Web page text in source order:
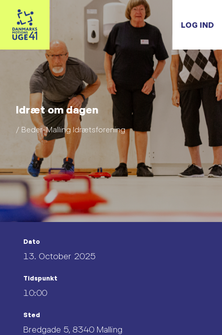
LOG IND
Idræt om dagen
/ Beder-Malling Idrætsforening
Dato
13. October 2025
Tidspunkt
10:00
Sted
Bredgade 5, 8340 Malling